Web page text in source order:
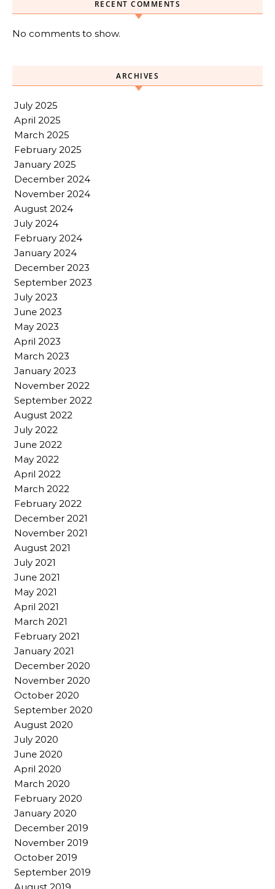
RECENT COMMENTS
No comments to show.
ARCHIVES
July 2025
April 2025
March 2025
February 2025
January 2025
December 2024
November 2024
August 2024
July 2024
February 2024
January 2024
December 2023
September 2023
July 2023
June 2023
May 2023
April 2023
March 2023
January 2023
November 2022
September 2022
August 2022
July 2022
June 2022
May 2022
April 2022
March 2022
February 2022
December 2021
November 2021
August 2021
July 2021
June 2021
May 2021
April 2021
March 2021
February 2021
January 2021
December 2020
November 2020
October 2020
September 2020
August 2020
July 2020
June 2020
April 2020
March 2020
February 2020
January 2020
December 2019
November 2019
October 2019
September 2019